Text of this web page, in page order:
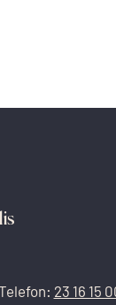
23 16 15